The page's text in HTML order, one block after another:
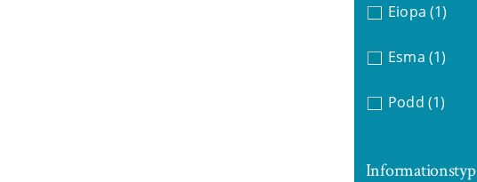
Eiopa (1)
Esma (1)
Podd (1)
Informationstyp